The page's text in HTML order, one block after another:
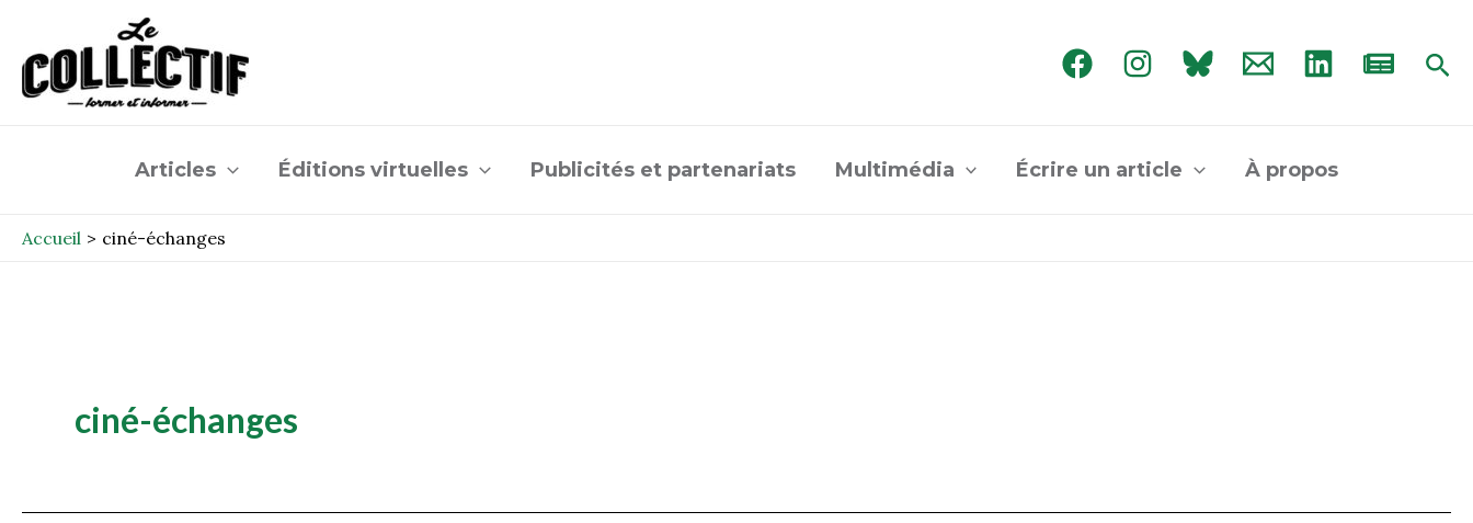
contenu
Articles Éditions virtuelles Publicités et partenariats Multimédia Écrire un article À propos
Accueil ciné-échanges
ciné-échanges